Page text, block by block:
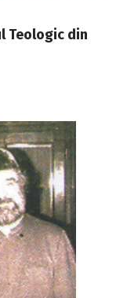
Teologic din